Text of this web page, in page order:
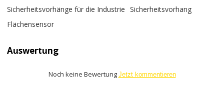
Sicherheitsvorhänge für die Industrie
Sicherheitsvorhang
Flächensensor
Auswertung
Noch keine Bewertung Jetzt kommentieren